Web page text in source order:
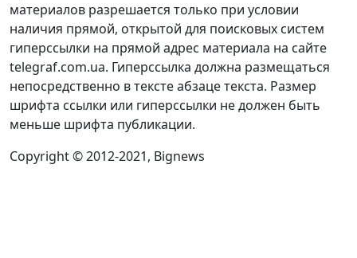
материалов разрешается только при условии
наличия прямой, открытой для поисковых систем
гиперссылки на прямой адрес материала на сайте
telegraf.com.ua. Гиперссылка должна размещаться
непосредственно в тексте абзаце текста. Размер
шрифта ссылки или гиперссылки не должен быть
меньше шрифта публикации.
Copyright © 2012-2021, Bignews